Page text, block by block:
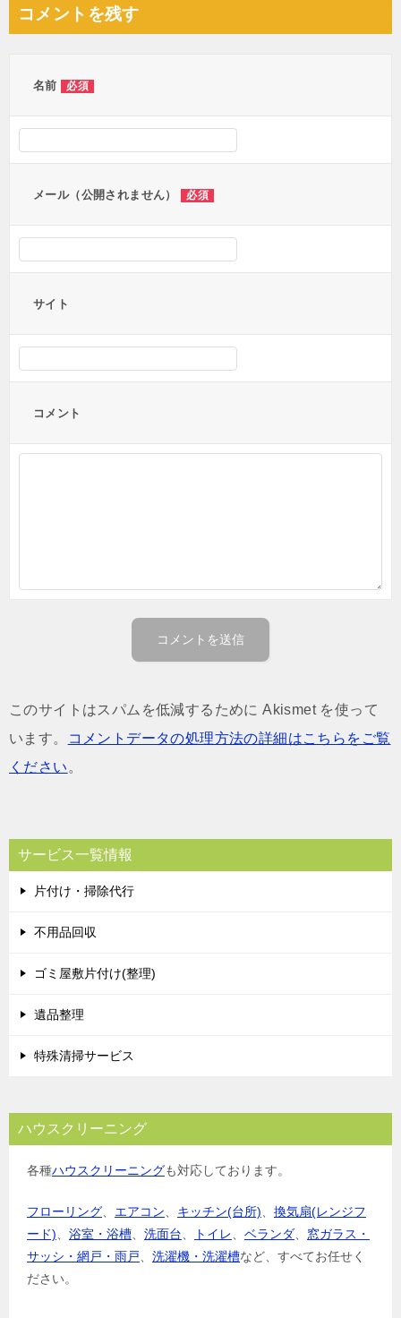
ビ
コメントを残す
名前 必須
メール（公開されません） 必須
サイト
コメント
このサイトはスパムを低減するために Akismet を使って
います。
コメントデータの処理方法の詳細はこちらをご覧
ください 。
サービス一覧情報
片付け・掃除代行
不用品回収
ゴミ屋敷片付け(整理)
遺品整理
特殊清掃サービス
ハウスクリーニング
各種ハウスクリーニングも対応しております。
フローリング エアコン キッチン(台所)
換気扇(レンジフ
ード)
浴室・浴槽 洗面台 トイレ ベランダ
窓ガラス・
サッシ・網戸・雨戸
洗濯機・洗濯槽など、すべてお任せく
ださい。